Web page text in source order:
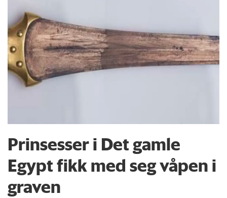
Prinsesser i Det gamle
Egypt fikk med seg våpen i
graven